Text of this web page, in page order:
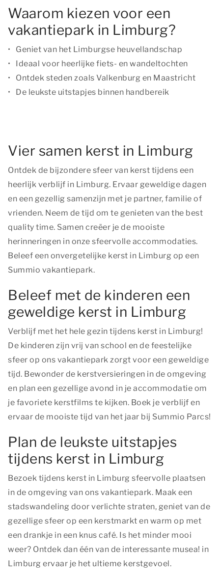
Waarom kiezen voor een
vakantiepark in Limburg?
Geniet van het Limburgse heuvellandschap
Ideaal voor heerlijke fiets- en wandeltochten
Ontdek steden zoals Valkenburg en Maastricht
De leukste uitstapjes binnen handbereik
Vier samen kerst in Limburg
Ontdek de bijzondere sfeer van kerst tijdens een
heerlijk verblijf in Limburg. Ervaar geweldige dagen
en een gezellig samenzijn met je partner, familie of
vrienden. Neem de tijd om te genieten van the best
quality time. Samen creëer je de mooiste
herinneringen in onze sfeervolle accommodaties.
Beleef een onvergetelijke kerst in Limburg op een
Summio vakantiepark.
Beleef met de kinderen een
geweldige kerst in Limburg
Verblijf met het hele gezin tijdens kerst in Limburg!
De kinderen zijn vrij van school en de feestelijke
sfeer op ons vakantiepark zorgt voor een geweldige
tijd. Bewonder de kerstversieringen in de omgeving
en plan een gezellige avond in je accommodatie om
je favoriete kerstfilms te kijken. Boek je verblijf en
ervaar de mooiste tijd van het jaar bij Summio Parcs!
Plan de leukste uitstapjes
tijdens kerst in Limburg
Bezoek tijdens kerst in Limburg sfeervolle plaatsen
in de omgeving van ons vakantiepark. Maak een
stadswandeling door verlichte straten, geniet van de
gezellige sfeer op een kerstmarkt en warm op met
een drankje in een knus café. Is het minder mooi
weer? Ontdek dan één van de interessante musea! in
Limburg ervaar je het ultieme kerstgevoel.